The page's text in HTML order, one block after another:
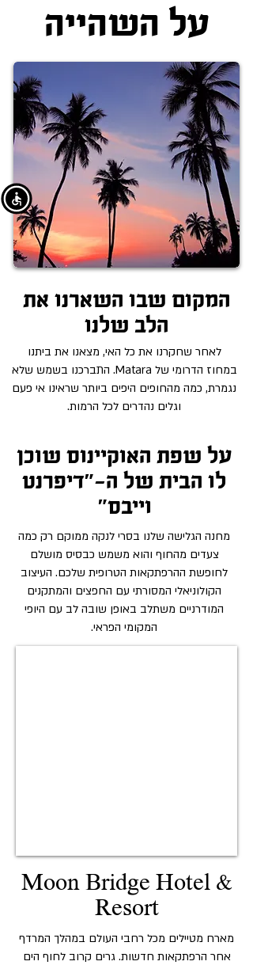
על השהייה
המקום שבו השארנו את
הלב שלנו
לאחר שחקרנו את כל האי, מצאנו את ביתנו
במחוז הדרומי של Matara. התברכנו בשמש שלא
נגמרת, כמה מהחופים היפים ביותר שראינו אי פעם
וגלים נהדרים לכל הרמות.
על שפת האוקיינוס שוכן
לו הבית של ה-״דיפרנט
וייבס״
מחנה הגלישה שלנו בסרי לנקה ממוקם רק כמה
צעדים מהחוף והוא משמש כבסיס מושלם
לחופשת ההרפתקאות הטרופית שלכם. העיצוב
הקולוניאלי המסורתי עם החפצים והמתקנים
המודרניים משתלב באופן שובה לב עם היופי
המקומי הפראי.
Moon Bridge Hotel &
Resort
מארח מטיילים מכל רחבי העולם במהלך המרדף
אחר הרפתקאות חדשות. גרים קרוב לחוף הים